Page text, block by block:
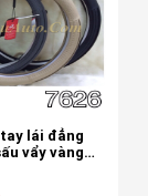
lái đẳng
vẩy vàng